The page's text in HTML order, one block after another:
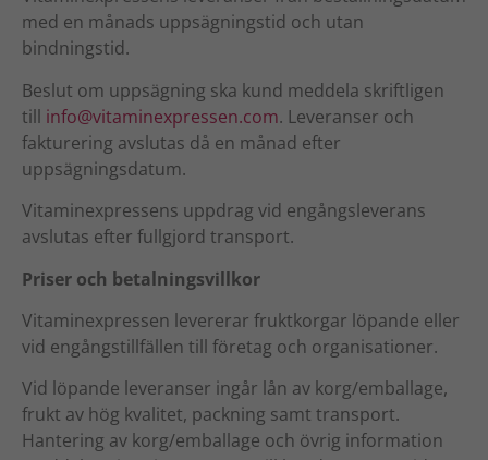
med en månads uppsägningstid och utan
bindningstid.
Beslut om uppsägning ska kund meddela skriftligen
till info@vitaminexpressen.com. Leveranser och
fakturering avslutas då en månad efter
uppsägningsdatum.
Vitaminexpressens uppdrag vid engångsleverans
avslutas efter fullgjord transport.
Priser och betalningsvillkor
Vitaminexpressen levererar fruktkorgar löpande eller
vid engångstillfällen till företag och organisationer.
Vid löpande leveranser ingår lån av korg/emballage,
frukt av hög kvalitet, packning samt transport.
Hantering av korg/emballage och övrig information